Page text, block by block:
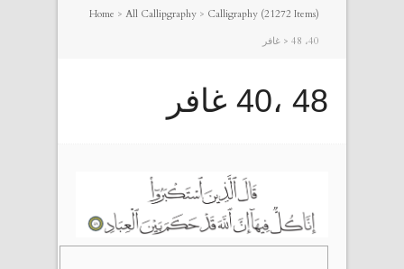
Home > All Callipgraphy > Calligraphy (21272 Items)
> 48 ،40 غافر
48 ،40 غافر